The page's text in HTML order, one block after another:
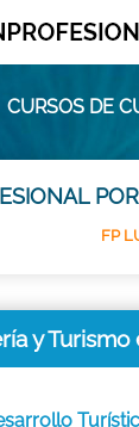
CURSOS DE
FP
y Turismo